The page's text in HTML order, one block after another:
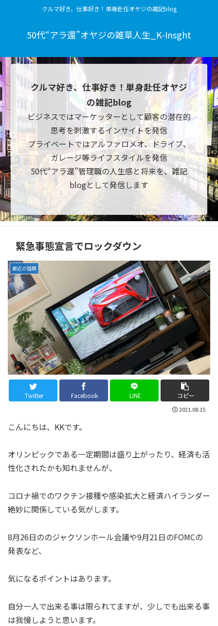
クルマ好き、仕事好き！単身赴任オヤジの雑記blog
50代“アラ還”オヤジの雑草人生_K-Insght
クルマ好き、仕事好き！単身赴任オヤジ
の雑記blog
ビジネスではマーケッターとして顧客の潜在的
思考を刺激するインサイトを発信
プライベートではアルファロメオ、ドライブ、
ガレージ等ライフスタイルを発信
50代“アラ還”管理職の人生感と将来を、雑記
blogとして発信します
緊急事態宣言でロックダウン
最近の話題
Twitter Facebook LINE コピー
2021.08.15
こんにちは、KKです。
オリンピックである一定期間は盛り上がったり、経済も活
性化されたかも知れませんが、
コロナ禍でのワクチン接種や感染拡大と経済ハイランダー
絶妙に関係している気がします。
8月26日ののジャクソンホール会議や9月21日のFOMCの
発表など、
気になるポイントはあります。
自分一人で出来る事は限られてますが、少しでも出来る事
は我慢しようと思います。